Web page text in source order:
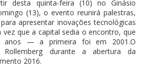
desta quinta-feira (10) no Ginásio
(13), o evento reunirá palestras,
apresentar inovações tecnológicas
vez que a capital sedia o encontro, que
anos — a primeira foi em 2001.O
Rollemberg durante a abertura da
2016.